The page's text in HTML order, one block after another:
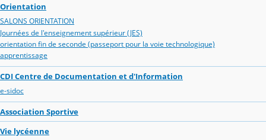
Orientation
SALONS ORIENTATION
Journées de l'enseignement supérieur (JES)
orientation fin de seconde (passeport pour la voie technologique)
apprentissage
CDI Centre de Documentation et d'Information
e-sidoc
Association Sportive
Vie lycéenne